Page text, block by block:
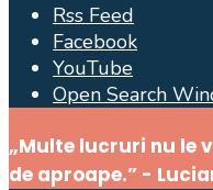
Rss Feed
Facebook
YouTube
Open Search
„Multe lucruri nu le
de aproape.” -